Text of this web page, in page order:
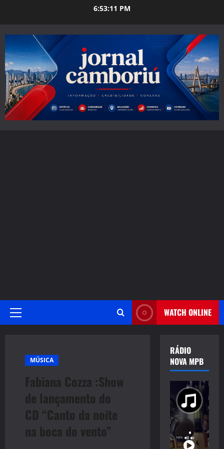
6:53:12 PM
Primary
WATCH ONLINE
MÚSICA
Fabiana Cozza :Show
de lançamento do
CD “Canto da noite
na boca do vento”
RÁDIO
NOVA MPB